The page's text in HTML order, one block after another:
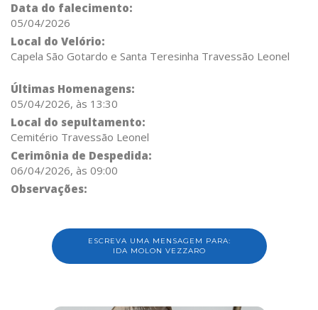
Data do falecimento:
05/04/2026
Local do Velório:
Capela São Gotardo e Santa Teresinha Travessão Leonel
Últimas Homenagens:
05/04/2026, às 13:30
Local do sepultamento:
Cemitério Travessão Leonel
Cerimônia de Despedida:
06/04/2026, às 09:00
Observações:
ESCREVA UMA MENSAGEM PARA:
IDA MOLON VEZZARO